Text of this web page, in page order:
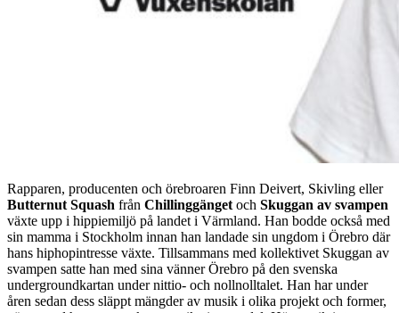
Rapparen, producenten och örebroaren Finn Deivert, Skivling eller
Butternut Squash från Chillinggänget och Skuggan av svampen
växte upp i hippiemiljö på landet i Värmland. Han bodde också med
sin mamma i Stockholm innan han landade sin ungdom i Örebro där
hans hiphopintresse växte. Tillsammans med kollektivet Skuggan av
svampen satte han med sina vänner Örebro på den svenska
undergroundkartan under nittio- och nollnolltalet. Han har under
åren sedan dess släppt mängder av musik i olika projekt och former,